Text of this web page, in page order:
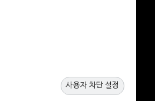
사용자 차단 설정